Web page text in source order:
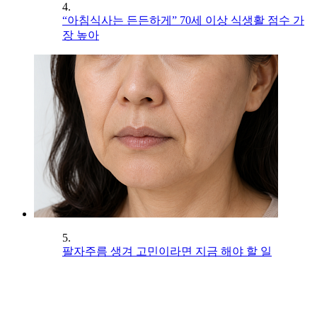
4.
“아침식사는 든든하게” 70세 이상 식생활 점수 가
장 높아
5.
팔자주름 생겨 고민이라면 지금 해야 할 일